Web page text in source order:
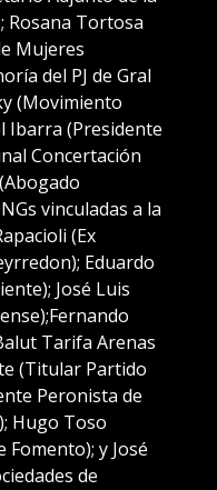
Rosana Tortosa
Mujeres
del PJ de Gral
(Movimiento
Ibarra (Presidente
Concertación
vinculadas a la
(Ex
Eduardo
José Luis
Tarifa Arenas
(Titular Partido
Peronista de
Hugo Toso
Fomento); y José
de